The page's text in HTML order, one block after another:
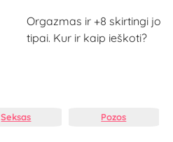
Orgazmas ir +8 skirtingi jo
tipai. Kur ir kaip ieškoti?
Seksas Pozos